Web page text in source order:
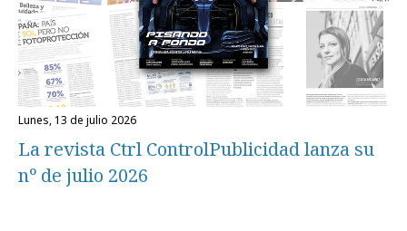
lunes, 13 de julio 2026
La revista Ctrl ControlPublicidad lanza su
nº de julio 2026